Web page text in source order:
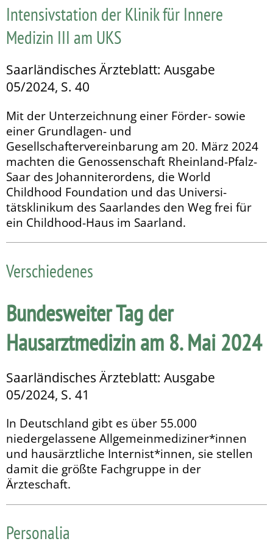
Intensivstation der Klinik für Innere
Medizin III am UKS
Saarländisches Ärzteblatt: Ausgabe
05/2024, S. 40
Mit der Unterzeichnung einer Förder- sowie
einer Grundlagen- und
Gesellschaftervereinbarung am 20. März 2024
machten die Genossenschaft Rheinland-Pfalz-
Saar des Johanniter­ordens, die World
Childhood Foundation und das Universi­
tätsklinikum des Saarlandes den Weg frei für
ein Childhood-Haus im Saarland.
Verschiedenes
Bundesweiter Tag der
Hausarztmedizin am 8. Mai 2024
Saarländisches Ärzteblatt: Ausgabe
05/2024, S. 41
In Deutschland gibt es über 55.000
niedergelassene Allge­meinmediziner*innen
und hausärztliche Internist*innen, sie stellen
damit die größte Fachgruppe in der
Ärzteschaft.
Personalia